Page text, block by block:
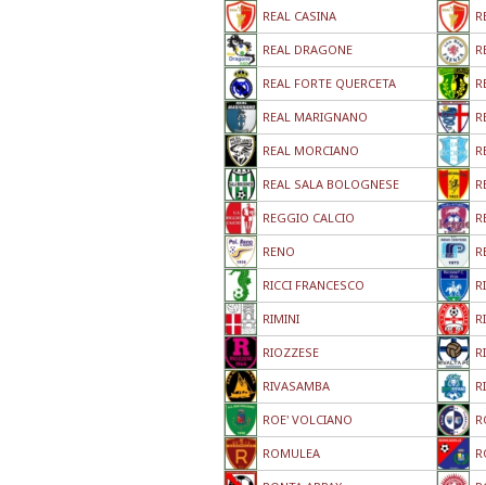
REAL CASINA
REAL DRAGONE
REAL FORTE QUERCETA
REAL MARIGNANO
REAL MORCIANO
REAL SALA BOLOGNESE
REGGIO CALCIO
RENO
RICCI FRANCESCO
RIMINI
RIOZZESE
RIVASAMBA
ROE' VOLCIANO
ROMULEA